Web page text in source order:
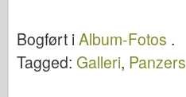
Bogført iAlbum-Fotos .
Tagged: Galleri, Panzers